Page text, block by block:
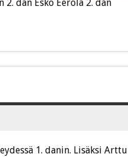
dan Esko Eerola 2. dan
1. danin. Lisäksi